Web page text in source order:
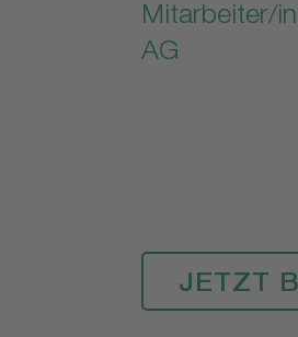
Mitarbeiter/
AG
JETZT